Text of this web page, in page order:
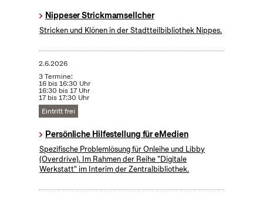
Nippeser Strickmamsellcher
Stricken und Klönen in der Stadtteilbibliothek Nippes.
2.6.2026
3 Termine:
16 bis 16:30 Uhr
16:30 bis 17 Uhr
17 bis 17:30 Uhr
Eintritt frei
Persönliche Hilfestellung für eMedien
Spezifische Problemlösung für Onleihe und Libby
(Overdrive). Im Rahmen der Reihe "Digitale
Werkstatt" im Interim der Zentralbibliothek​.